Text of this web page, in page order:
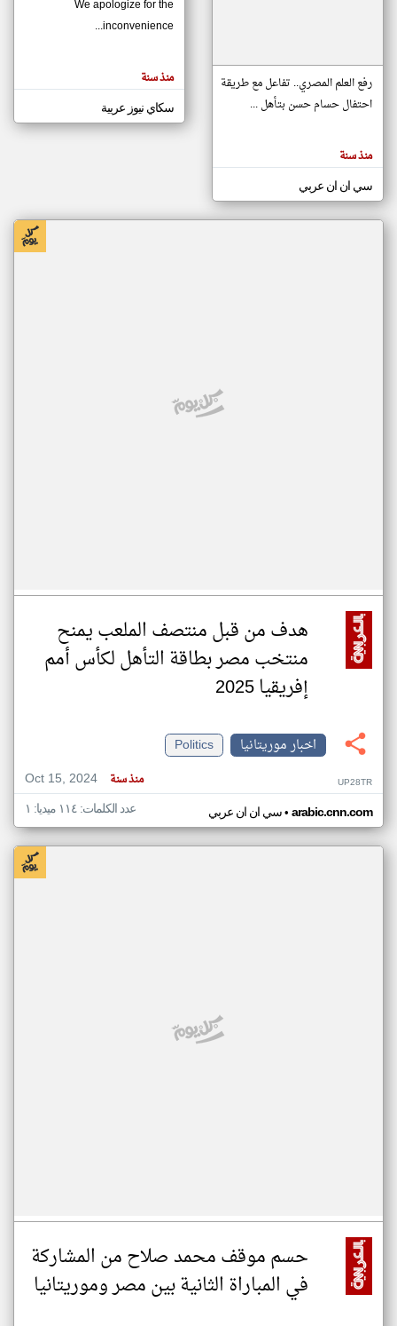
مصادر الأخبار من موريتانيا
اخبار موريتانيا على مدار الساعة
أهم اخبار موريتانيا العاجلة والمباشرة
المقالات
الموجوده
هنا عن
رفع العلم المصري.. تفاعل مع طريقة
احتفال حسام حسن بتأهل ...
منذ سنة
سي ان ان عربي
We apologize for the
inconvenience...
منذ سنة
سكاي نيوز عربية
هدف من قبل منتصف الملعب يمنح
منتخب مصر بطاقة التأهل لكأس أمم
إفريقيا 2025
اخبار موريتانيا
Politics
Oct 15, 2024
منذ سنة UP28TR
سي ان ان عربي• arabic.cnn.com عدد الكلمات: ١١٤ ميديا: ١
حسم موقف محمد صلاح من المشاركة
في المباراة الثانية بين مصر وموريتانيا
klyoum.com